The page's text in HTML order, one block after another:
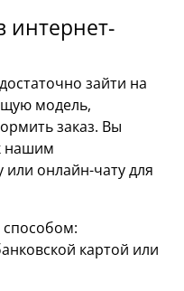
интернет-
зайти на
модель,
заказ. Вы
нашим
или онлайн-чату для
картой или